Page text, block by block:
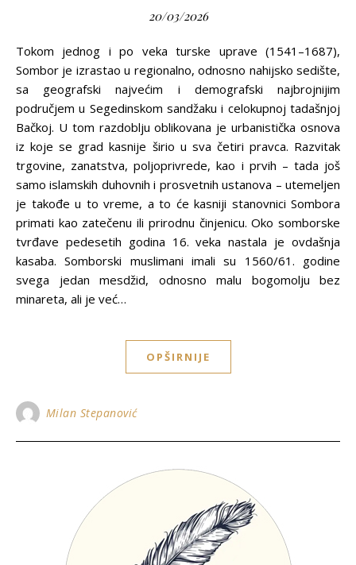
20/03/2026
Tokom jednog i po veka turske uprave (1541–1687),
Sombor je izrastao u regionalno, odnosno nahijsko sedište,
sa geografski najvećim i demografski najbrojnijim
područjem u Segedinskom sandžaku i celokupnoj tadašnjoj
Bačkoj. U tom razdoblju oblikovana je urbanistička osnova
iz koje se grad kasnije širio u sva četiri pravca. Razvitak
trgovine, zanatstva, polјoprivrede, kao i prvih – tada još
samo islamskih duhovnih i prosvetnih ustanova – utemelјen
je takođe u to vreme, a to će kasniji stanovnici Sombora
primati kao zatečenu ili prirodnu činjenicu. Oko somborske
tvrđave pedesetih godina 16. veka nastala je ovdašnja
kasaba. Somborski muslimani imali su 1560/61. godine
svega jedan mesdžid, odnosno malu bogomolјu bez
minareta, ali je već…
OPŠIRNIJE
Milan Stepanović